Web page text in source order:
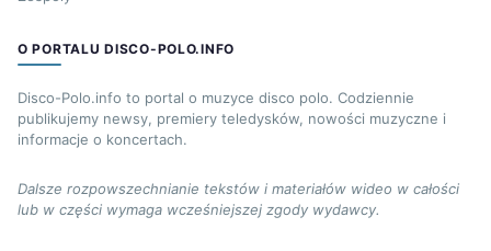
O PORTALU DISCO-POLO.INFO
Disco-Polo.info to portal o muzyce disco polo. Codziennie
publikujemy newsy, premiery teledysków, nowości muzyczne i
informacje o koncertach.
Dalsze rozpowszechnianie tekstów i materiałów wideo w całości
lub w części wymaga wcześniejszej zgody wydawcy.